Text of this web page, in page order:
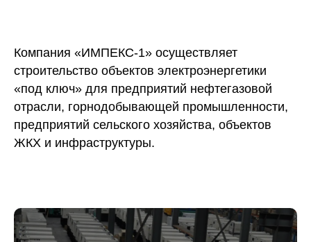
Компания «ИМПЕКС-1» осуществляет
строительство объектов электроэнергетики
«под ключ» для предприятий нефтегазовой
отрасли, горнодобывающей промышленности,
предприятий сельского хозяйства, объектов
ЖКХ и инфраструктуры.